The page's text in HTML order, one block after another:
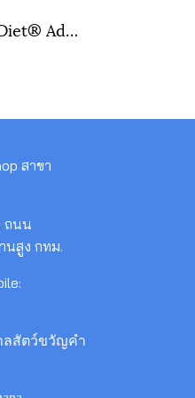
Hill's® Science Diet® Adult 7+ Chicken Recipe cat food ขนาดถุง 1.5 กิโลกรัม , 3.5 กิโลกรัม , 10 กิโลกรัม
สาขา
ถนน
นสูง กทม.
าลสัตว์ขวัญคำ